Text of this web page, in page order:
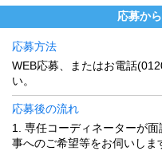
応募か
応募方法
WEB応募、またはお電話
い。
応募後の流れ
1. 専任コーディネーターが
事へのご希望等をお伺いし